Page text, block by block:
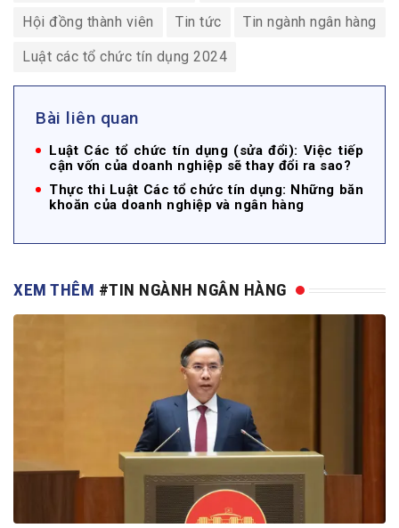
Hội đồng thành viên Tin tức Tin ngành ngân hàng
Luật các tổ chức tín dụng 2024
Bài liên quan
Luật Các tổ chức tín dụng (sửa đổi): Việc tiếp
cận vốn của doanh nghiệp sẽ thay đổi ra sao?
Thực thi Luật Các tổ chức tín dụng: Những băn
khoăn của doanh nghiệp và ngân hàng
XEM THÊM #TIN NGÀNH NGÂN HÀNG